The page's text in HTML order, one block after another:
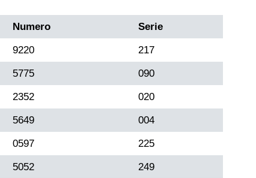
Numero Serie
9220 217
5775 090
2352 020
5649 004
0597 225
5052 249